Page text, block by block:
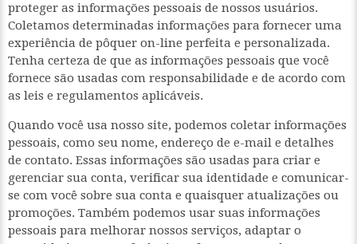
proteger as informações pessoais de nossos usuários.
Coletamos determinadas informações para fornecer uma
experiência de pôquer on-line perfeita e personalizada.
Tenha certeza de que as informações pessoais que você
fornece são usadas com responsabilidade e de acordo com
as leis e regulamentos aplicáveis.
Quando você usa nosso site, podemos coletar informações
pessoais, como seu nome, endereço de e-mail e detalhes
de contato. Essas informações são usadas para criar e
gerenciar sua conta, verificar sua identidade e comunicar-
se com você sobre sua conta e quaisquer atualizações ou
promoções. Também podemos usar suas informações
pessoais para melhorar nossos serviços, adaptar o